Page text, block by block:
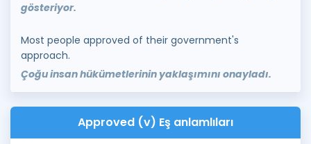
gösteriyor.
Most people approved of their government's
approach.
Çoğu insan hükümetlerinin yaklaşımını onayladı.
Approved (v) Eş anlamlıları